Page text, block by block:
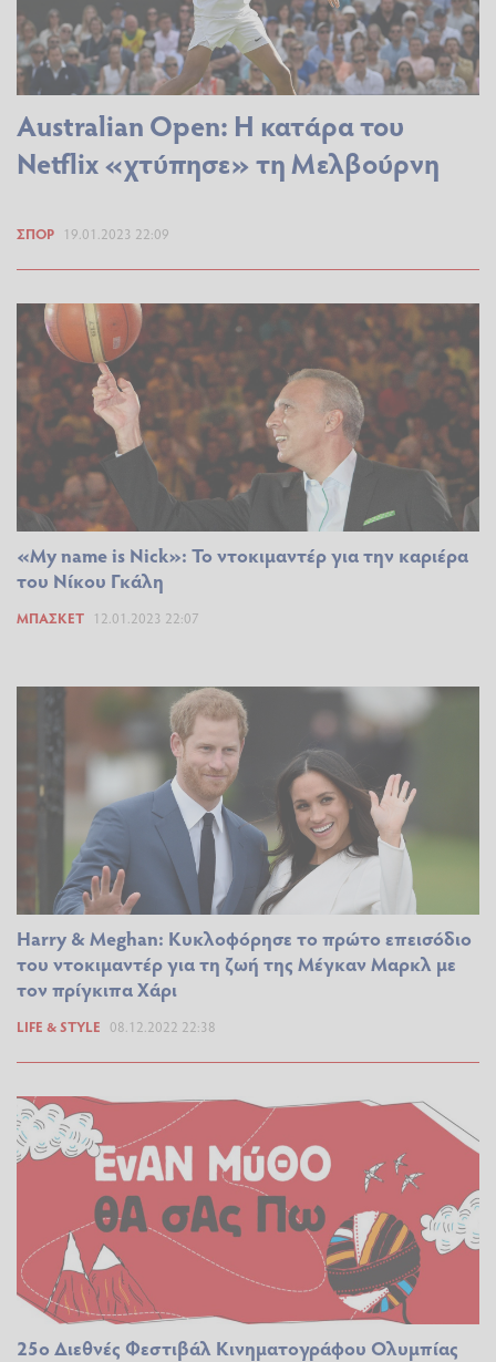
Australian Open: Η κατάρα του
Netflix «χτύπησε» τη Μελβούρνη
ΣΠΟΡ 19.01.2023 22:09
«My name is Nick»: Το ντοκιμαντέρ για την καριέρα
του Νίκου Γκάλη
ΜΠΆΣΚΕΤ 12.01.2023 22:07
Harry & Meghan: Κυκλοφόρησε το πρώτο επεισόδιο
του ντοκιμαντέρ για τη ζωή της Μέγκαν Μαρκλ με
τον πρίγκιπα Χάρι
LIFE & STYLE 08.12.2022 22:38
25ο Διεθνές Φεστιβάλ Κινηματογράφου Ολυμπίας